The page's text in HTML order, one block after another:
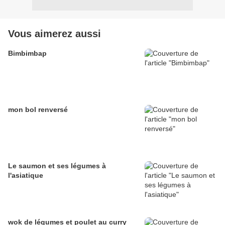
Vous aimerez aussi
Bimbimbap
mon bol renversé
Le saumon et ses légumes à
l'asiatique
wok de légumes et poulet au curry